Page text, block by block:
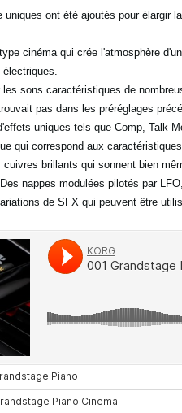
uniques ont été ajoutés pour élargir
cinéma qui crée l'atmosphère
les sons caractéristiques de
pas dans les préréglages
uniques tels que Comp, Talk
qui correspond aux
cuivres brillants qui sonnent bien
Des nappes modulées pilotés par
de SFX qui peuvent être